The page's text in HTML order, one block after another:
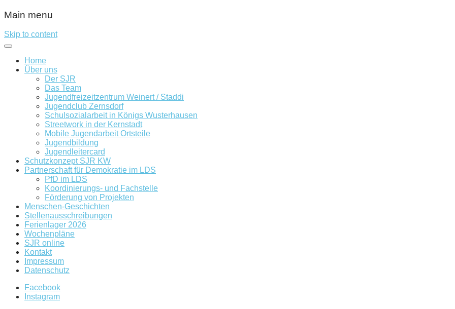
Main menu
Skip to content
Home
Über uns
Der SJR
Das Team
Jugendfreizeitzentrum Weinert / Staddi
Jugendclub Zernsdorf
Schulsozialarbeit in Königs Wusterhausen
Streetwork in der Kernstadt
Mobile Jugendarbeit Ortsteile
Jugendbildung
Jugendleitercard
Schutzkonzept SJR KW
Partnerschaft für Demokratie im LDS
PfD im LDS
Koordinierungs- und Fachstelle
Förderung von Projekten
Menschen-Geschichten
Stellenausschreibungen
Ferienlager 2026
Wochenpläne
SJR online
Kontakt
Impressum
Datenschutz
Facebook
Instagram